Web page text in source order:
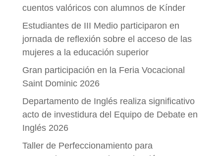
cuentos valóricos con alumnos de Kínder
Estudiantes de III Medio participaron en
jornada de reflexión sobre el acceso de las
mujeres a la educación superior
Gran participación en la Feria Vocacional
Saint Dominic 2026
Departamento de Inglés realiza significativo
acto de investidura del Equipo de Debate en
Inglés 2026
Taller de Perfeccionamiento para